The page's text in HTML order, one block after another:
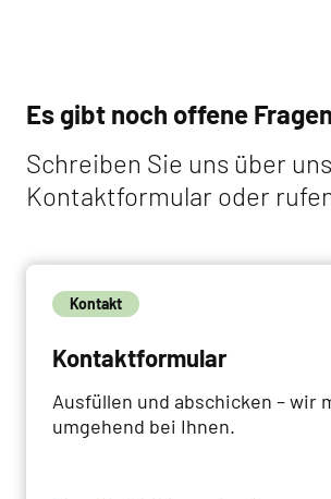
Es gibt noch offene
Schreiben Sie uns über
Kontaktformular oder
Kontakt
Kontaktformular
Ausfüllen und abschicken – wir
umgehend bei Ihnen.